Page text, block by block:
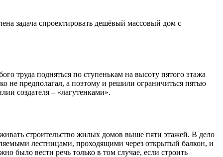
задача спроектировать дешёвый массовый дом с
труда подняться по ступенькам на высоту пятого этажа
не предполагал, а поэтому и решили ограничиться пятью
создателя – «лагутенками».
строительство жилых домов выше пяти этажей. В дело
лестницами, проходящими через открытый балкон, и
было вести речь только в том случае, если строить